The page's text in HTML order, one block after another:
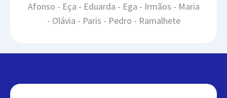
Afonso - Eça - Eduarda - Ega - Irmãos - Maria
- Olávia - Paris - Pedro - Ramalhete